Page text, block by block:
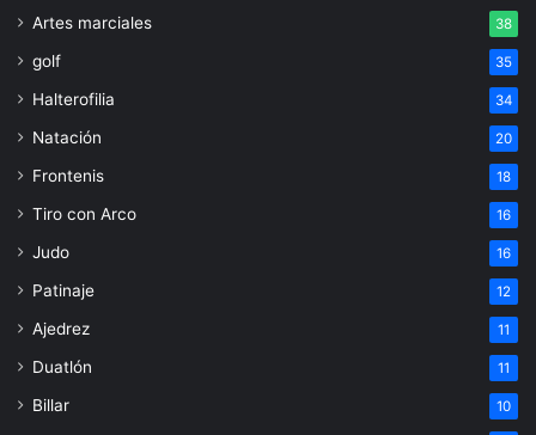
Artes marciales 38
golf 35
Halterofilia 34
Natación 20
Frontenis 18
Tiro con Arco 16
Judo 16
Patinaje 12
Ajedrez 11
Duatlón 11
Billar 10